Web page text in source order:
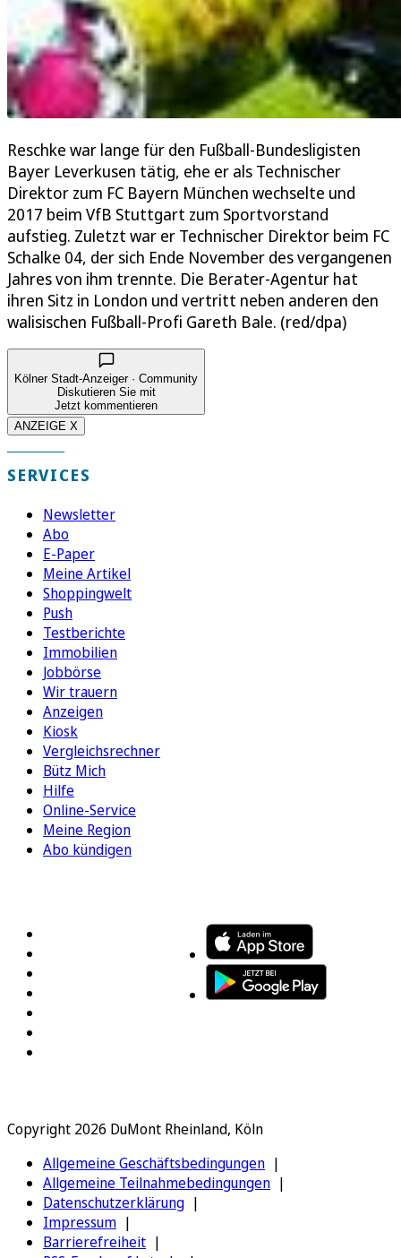
Reschke war lange für den Fußball-Bundesligisten
Bayer Leverkusen tätig, ehe er als Technischer
Direktor zum FC Bayern München wechselte und
2017 beim VfB Stuttgart zum Sportvorstand
aufstieg. Zuletzt war er Technischer Direktor beim FC
Schalke 04, der sich Ende November des vergangenen
Jahres von ihm trennte. Die Berater-Agentur hat
ihren Sitz in London und vertritt neben anderen den
walisischen Fußball-Profi Gareth Bale. (red/dpa)
Kölner Stadt-Anzeiger · Community
Diskutieren Sie mit
Jetzt kommentieren
ANZEIGE X
SERVICES
Newsletter
Abo
E-Paper
Meine Artikel
Shoppingwelt
Push
Testberichte
Immobilien
Jobbörse
Wir trauern
Anzeigen
Kiosk
Vergleichsrechner
Bütz Mich
Hilfe
Online-Service
Meine Region
Abo kündigen
Copyright 2026 DuMont Rheinland, Köln
Allgemeine Geschäftsbedingungen
Allgemeine Teilnahmebedingungen
Datenschutzerklärung
Impressum
Barrierefreiheit